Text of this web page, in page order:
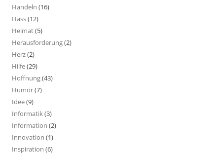
Handeln (16)
Hass(12)
Heimat(5)
Herausforderung(2)
Herz(2)
Hilfe(29)
Hoffnung(43)
Humor(7)
Idee(9)
Informatik(3)
Information (2)
Innovation (1)
Inspiration (6)